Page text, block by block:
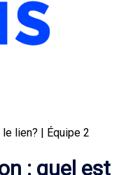
lien? | Équipe 2
: quel est